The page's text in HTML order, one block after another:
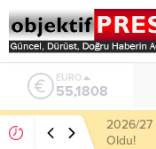
ALTIN
6.662,82
Haliliye
Yemek